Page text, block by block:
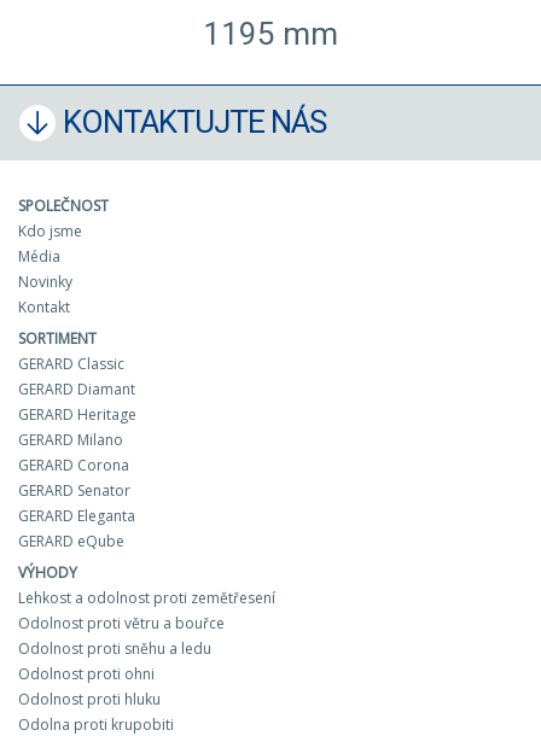
1195 mm
KONTAKTUJTE NÁS
SPOLEČNOST
Kdo jsme
Média
Novinky
Kontakt
SORTIMENT
GERARD Classic
GERARD Diamant
GERARD Heritage
GERARD Milano
GERARD Corona
GERARD Senator
GERARD Eleganta
GERARD eQube
VÝHODY
Lehkost a odolnost proti zemětřesení
Odolnost proti větru a bouřce
Odolnost proti sněhu a ledu
Odolnost proti ohni
Odolnost proti hluku
Odolna proti krupobiti